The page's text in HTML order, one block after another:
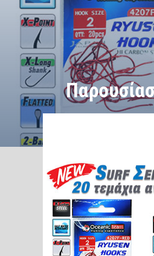
ΑΡΧΙΚΗ /Εξοπλισμός/